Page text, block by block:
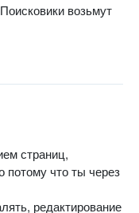
возьмут
страниц,
потому что ты через
редактирование